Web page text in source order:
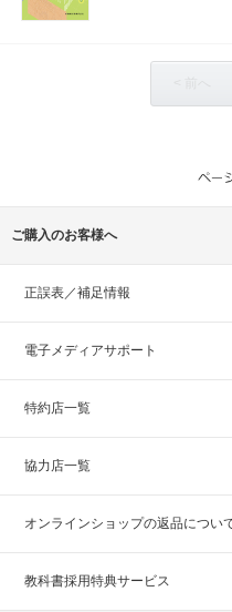
ご購入のお客様へ
正誤表／補足情報
電子メディアサポート
特約店一覧
協力店一覧
オンラインショップの返品につい
教科書採用特典サービス